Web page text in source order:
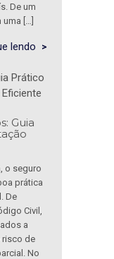
De um
[…]
lendo
Guia
o seguro
prática
De
Civil,
a
risco de
No